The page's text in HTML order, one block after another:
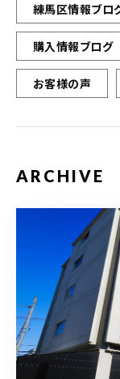
練馬区情報ブロ
購入情報ブログ
お客様の声
ARCHIVE